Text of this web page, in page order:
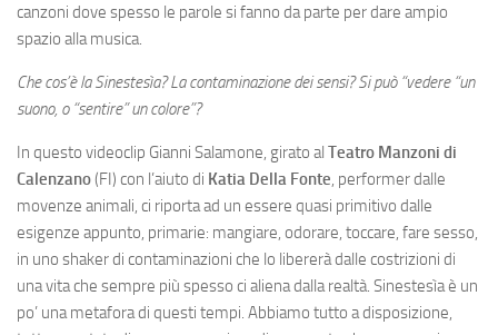
canzoni dove spesso le parole si fanno da parte per dare ampio
spazio alla musica.
Che cos’è la Sinestesìa? La contaminazione dei sensi? Si può “vedere “un
suono, o “sentire” un colore”?
In questo videoclip Gianni Salamone, girato al Teatro Manzoni di
Calenzano(FI) con l’aiuto di Katia Della Fonte, performer dalle
movenze animali, ci riporta ad un essere quasi primitivo dalle
esigenze appunto, primarie: mangiare, odorare, toccare, fare sesso,
in uno shaker di contaminazioni che lo libererà dalle costrizioni di
una vita che sempre più spesso ci aliena dalla realtà. Sinestesìa è un
po’ una metafora di questi tempi. Abbiamo tutto a disposizione,